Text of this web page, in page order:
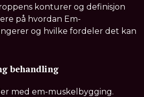
konturer og definisjon
på hvordan Em-
og hvilke fordeler det kan
behandling
med em-muskelbygging.